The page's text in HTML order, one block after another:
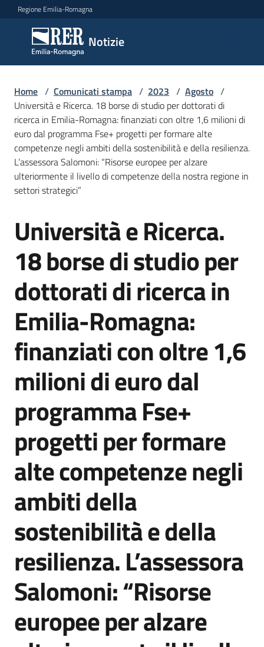
Vai al contenuto
Vai alla navigazione
Vai al footer
Regione Emilia-Romagna
Notizie
Notizie
Comunicati
stampa
Menu selezionato
Cerca
un
comunicato
Risorse
Agenzia
di
informazione
e
comunicazione
Seguici
su
Home / Comunicati stampa / 2023 / Agosto /
Università e Ricerca. 18 borse di studio per dottorati di
ricerca in Emilia-Romagna: finanziati con oltre 1,6 milioni di
euro dal programma Fse+ progetti per formare alte
competenze negli ambiti della sostenibilità e della resilienza.
L’assessora Salomoni: “Risorse europee per alzare
ulteriormente il livello di competenze della nostra regione in
settori strategici”
Salta al contenuto
Università e Ricerca.
18 borse di studio per
dottorati di ricerca in
Emilia-Romagna:
finanziati con oltre 1,6
milioni di euro dal
programma Fse+
progetti per formare
alte competenze negli
ambiti della
sostenibilità e della
resilienza. L’assessora
Salomoni: “Risorse
europee per alzare